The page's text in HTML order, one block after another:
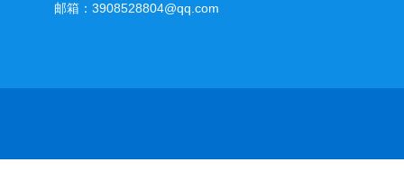
邮箱：3908528804@qq.com